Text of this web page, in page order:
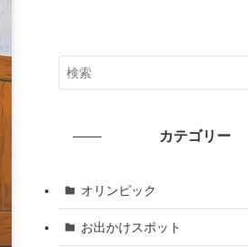
カテゴリー
オリンピック
お出かけスポット